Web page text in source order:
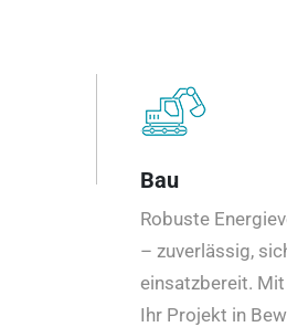
Bau
Robuste
– zuverlässig,
einsatzbereit.
Ihr Projekt in